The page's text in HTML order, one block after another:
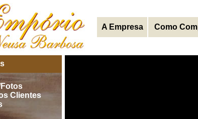
A Empresa Como
Clientes